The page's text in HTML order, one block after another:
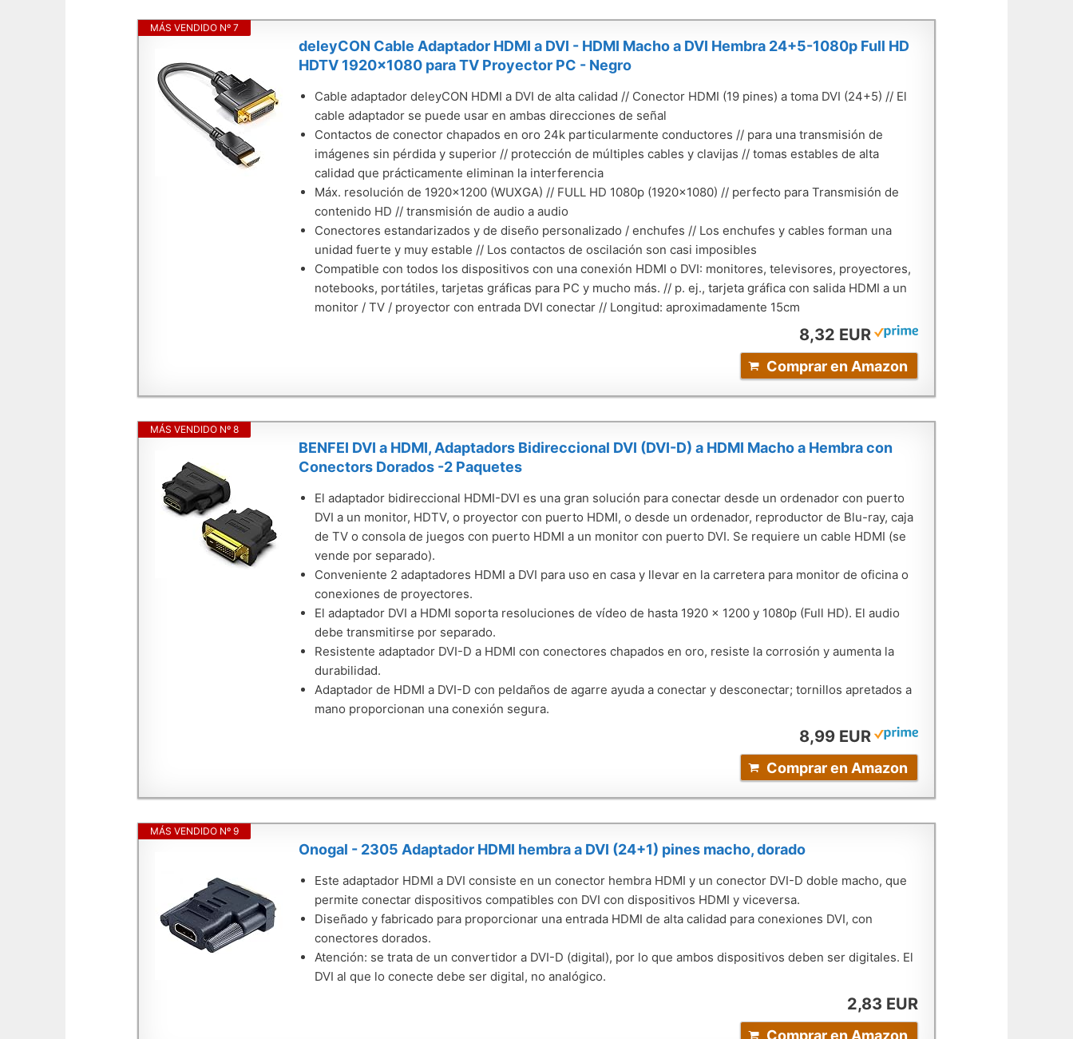
MÁS VENDIDO Nº 7
deleyCON Cable Adaptador HDMI a DVI - HDMI Macho a DVI Hembra 24+5-1080p Full HD
HDTV 1920x1080 para TV Proyector PC - Negro
Cable adaptador deleyCON HDMI a DVI de alta calidad // Conector HDMI (19 pines) a toma DVI (24+5) // El
cable adaptador se puede usar en ambas direcciones de señal
Contactos de conector chapados en oro 24k particularmente conductores // para una transmisión de
imágenes sin pérdida y superior // protección de múltiples cables y clavijas // tomas estables de alta
calidad que prácticamente eliminan la interferencia
Máx. resolución de 1920x1200 (WUXGA) // FULL HD 1080p (1920x1080) // perfecto para Transmisión de
contenido HD // transmisión de audio a audio
Conectores estandarizados y de diseño personalizado / enchufes // Los enchufes y cables forman una
unidad fuerte y muy estable // Los contactos de oscilación son casi imposibles
Compatible con todos los dispositivos con una conexión HDMI o DVI: monitores, televisores, proyectores,
notebooks, portátiles, tarjetas gráficas para PC y mucho más. // p. ej., tarjeta gráfica con salida HDMI a un
monitor / TV / proyector con entrada DVI conectar // Longitud: aproximadamente 15cm
8,32 EUR
Comprar en Amazon
MÁS VENDIDO Nº 8
BENFEI DVI a HDMI, Adaptadors Bidireccional DVI (DVI-D) a HDMI Macho a Hembra con
Conectors Dorados -2 Paquetes
El adaptador bidireccional HDMI-DVI es una gran solución para conectar desde un ordenador con puerto
DVI a un monitor, HDTV, o proyector con puerto HDMI, o desde un ordenador, reproductor de Blu-ray, caja
de TV o consola de juegos con puerto HDMI a un monitor con puerto DVI. Se requiere un cable HDMI (se
vende por separado).
Conveniente 2 adaptadores HDMI a DVI para uso en casa y llevar en la carretera para monitor de oficina o
conexiones de proyectores.
El adaptador DVI a HDMI soporta resoluciones de vídeo de hasta 1920 x 1200 y 1080p (Full HD). El audio
debe transmitirse por separado.
Resistente adaptador DVI-D a HDMI con conectores chapados en oro, resiste la corrosión y aumenta la
durabilidad.
Adaptador de HDMI a DVI-D con peldaños de agarre ayuda a conectar y desconectar; tornillos apretados a
mano proporcionan una conexión segura.
8,99 EUR
Comprar en Amazon
MÁS VENDIDO Nº 9
Onogal - 2305 Adaptador HDMI hembra a DVI (24+1) pines macho, dorado
Este adaptador HDMI a DVI consiste en un conector hembra HDMI y un conector DVI-D doble macho, que
permite conectar dispositivos compatibles con DVI con dispositivos HDMI y viceversa.
Diseñado y fabricado para proporcionar una entrada HDMI de alta calidad para conexiones DVI, con
conectores dorados.
Atención: se trata de un convertidor a DVI-D (digital), por lo que ambos dispositivos deben ser digitales. El
DVI al que lo conecte debe ser digital, no analógico.
2,83 EUR
Comprar en Amazon